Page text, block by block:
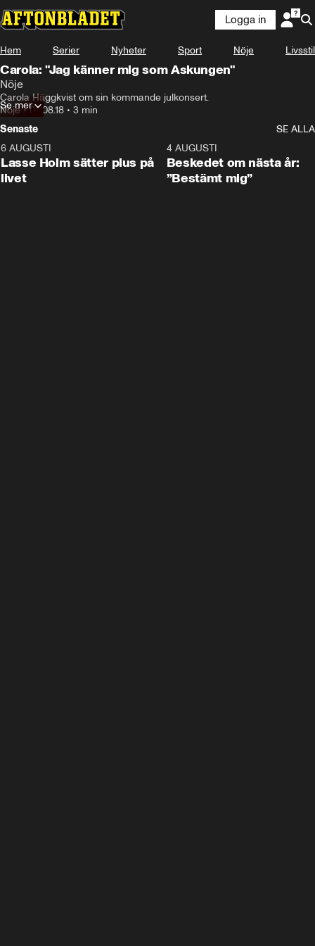
Logga in
Hem Serier Nyheter Sport Nöje Livsstil
Carola: "Jag känner mig som Askungen"
Nöje
Carola Häggkvist om sin kommande julkonsert.
Nöje•06.08.18 • 3 min
Se mer
Senaste
SE ALLA
6 AUGUSTI
Lasse Holm sätter plus på
livet
4 AUGUSTI
Beskedet om nästa år:
”Bestämt mig”